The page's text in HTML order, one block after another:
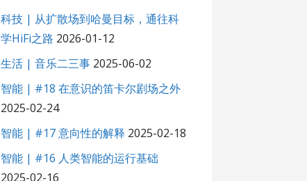
科技 | 从扩散场到哈曼目标，通往科
学HiFi之路 2026-01-12
生活 | 音乐二三事 2025-06-02
智能 | #18 在意识的笛卡尔剧场之外
2025-02-24
智能 | #17 意向性的解释 2025-02-18
智能 | #16 人类智能的运行基础
2025-02-16